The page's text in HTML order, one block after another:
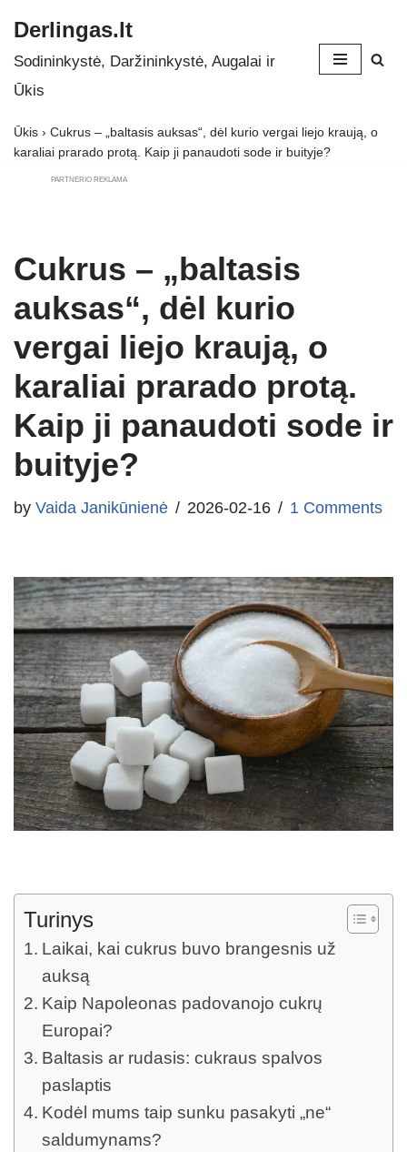
Skip
to
Derlingas.lt
Sodininkystė, Daržininkystė, Augalai ir
Ūkis
Ūkis › Cukrus – „baltasis auksas“, dėl kurio vergai liejo kraują, o
karaliai prarado protą. Kaip ji panaudoti sode ir buityje?
PARTNERIO REKLAMA
Cukrus – „baltasis
auksas“, dėl kurio
vergai liejo kraują, o
karaliai prarado protą.
Kaip ji panaudoti sode ir
buityje?
by Vaida Janikūnienė 2026-02-16 1 Comments
Turinys
Laikai, kai cukrus buvo brangesnis už
auksą
Kaip Napoleonas padovanojo cukrų
Europai?
Baltasis ar rudasis: cukraus spalvos
paslaptis
Kodėl mums taip sunku pasakyti „ne“
saldumynams?